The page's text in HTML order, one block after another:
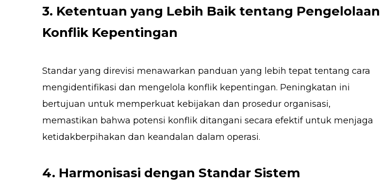
3. Ketentuan yang Lebih Baik tentang Pengelolaan
Konflik Kepentingan
Standar yang direvisi menawarkan panduan yang lebih tepat tentang cara
mengidentifikasi dan mengelola konflik kepentingan. Peningkatan ini
bertujuan untuk memperkuat kebijakan dan prosedur organisasi,
memastikan bahwa potensi konflik ditangani secara efektif untuk menjaga
ketidakberpihakan dan keandalan dalam operasi.
4. Harmonisasi dengan Standar Sistem